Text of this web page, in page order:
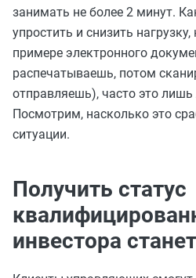
занимать не более 2 минут.
упростить и снизить
примере электронного
распечатываешь, потом
отправляешь), часто это
Посмотрим, насколько это
ситуации.
Получить статус
инвестора